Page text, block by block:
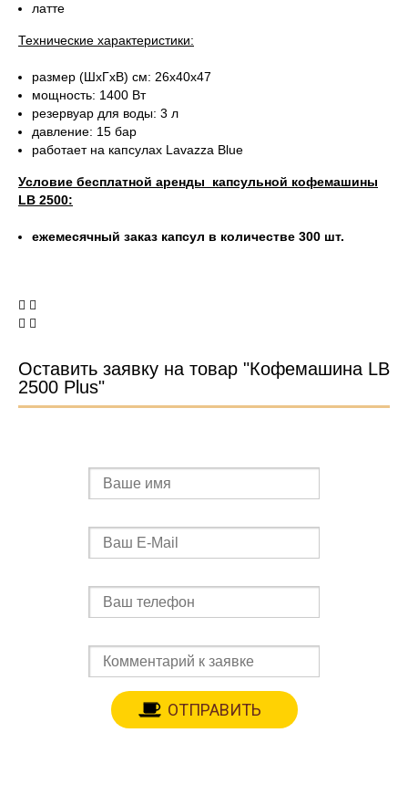
латте
Технические характеристики:
размер (ШxГxВ) см: 26x40x47
мощность: 1400 Вт
резервуар для воды: 3 л
давление: 15 бар
работает на капсулах Lavazza Blue
Условие бесплатной аренды
капсульной кофемашины
LB 2500:
ежемесячный заказ капсул в количестве 300 шт.
 
 
Оставить заявку на товар "Кофемашина LB
2500 Plus"